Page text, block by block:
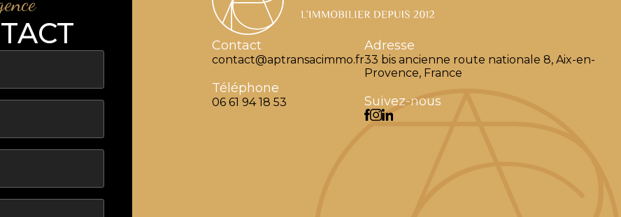
Contact
contact@aptransacimmo.fr
Téléphone
06 61 94 18 53
Adresse
33 bis ancienne route nationale 8, Aix-en-
Provence, France
Suivez-nous